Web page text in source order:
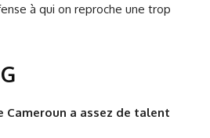
à qui on reproche une trop
Cameroun a assez de talent